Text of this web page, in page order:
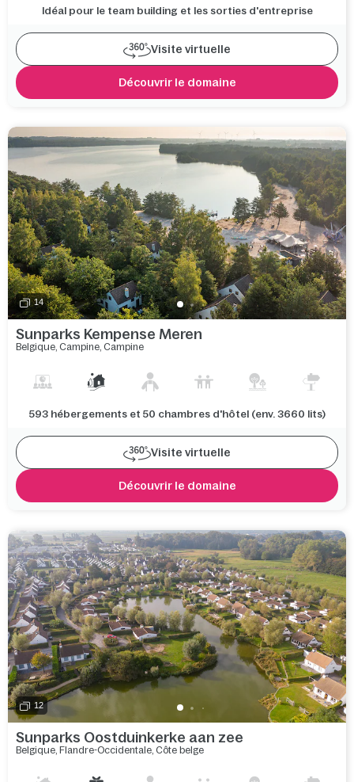
Idéal pour le team building et les sorties d'entreprise
Visite virtuelle
Découvrir le domaine
14
Sunparks Kempense Meren
Belgique Campine Campine
593 hébergements et 50 chambres d'hôtel (env. 3660 lits)
Visite virtuelle
Découvrir le domaine
12
Sunparks Oostduinkerke aan zee
Belgique Flandre-Occidentale Côte belge